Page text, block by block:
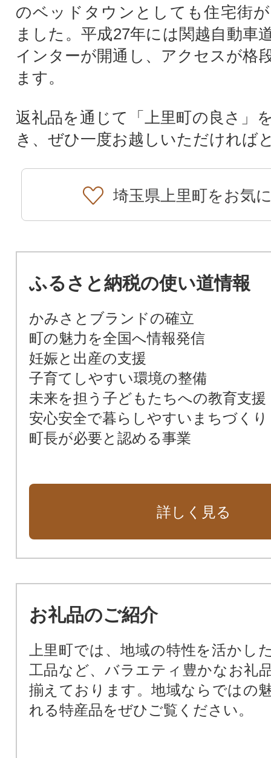
のベッドタウンとしても住宅街
ました。平成27年には関越自動車
インターが開通し、アクセスが格
ます。
返礼品を通じて「上里町の良さ」
き、ぜひ一度お越しいただければ
埼玉県上里町をお気
ふるさと納税の使い道情報
かみさとブランドの確立
町の魅力を全国へ情報発信
妊娠と出産の支援
子育てしやすい環境の整備
未来を担う子どもたちへの教育支援
安心安全で暮らしやすいまちづくり
町長が必要と認める事業
詳しく見る
お礼品のご紹介
上里町では、地域の特性を活かし
工品など、バラエティ豊かなお礼
揃えております。地域ならではの
れる特産品をぜひご覧ください。